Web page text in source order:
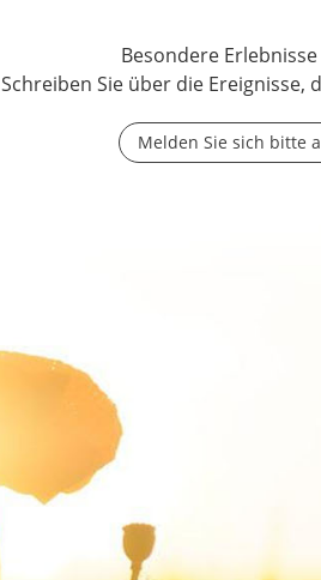
Besondere
Schreiben Sie über die
Melden Sie sich bitte